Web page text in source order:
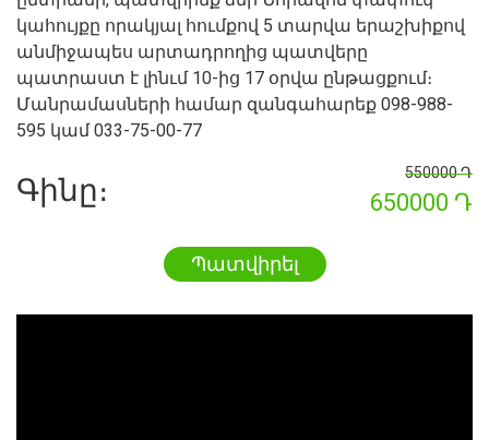
կահույքը որակյալ հումքով 5 տարվա երաշխիքով
անմիջապես արտադրողից պատվերը
պատրաստ է լինւմ 10-ից 17 օրվա ընթացքում։
Մանրամասների համար զանգահարեք 098-988-
595 կամ 033-75-00-77
Գինը։
550000 Դ
650000 Դ
Պատվիրել